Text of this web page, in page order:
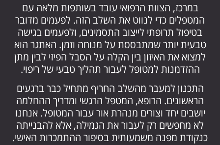
במרכז, הצוות הרפואי עובד בשותפות מלאה עם
המטפלים כדי לנווט את השלב הזה. לפעמים מדובר
בטיפול תרופתי לייצוב התסמינים, ולפעמים בגישה
טבעית יותר שמתבססת על מנוחה וזמן. האתגר הוא
למצוא את האיזון בין הקלה על הסבל הפיזי לבין מתן
ההזדמנות למטופל לעבור תהליך טבעי של ריפוי.
התכנון למעבר מהשלב החריף מתחיל כבר ברגעים
הראשונים. הרופא, המטפל הרגשי ומדריך ההחלמה
יושבים יחד וצורים מנהרת אור עבור המטופל. אנחנו
לא מחפשים רק לעבור את הגמילה, אלא להבנייתה
כנקודת מפנה משמעותית בסיפור ההתמכרות האישי.